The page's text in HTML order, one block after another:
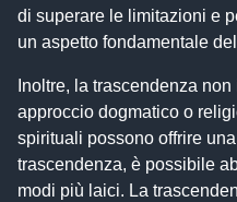
di superare le limitazioni e
un aspetto fondamentale
Inoltre, la trascendenza
approccio dogmatico o
spirituali possono offrire
trascendenza, è possibile
modi più laici. La